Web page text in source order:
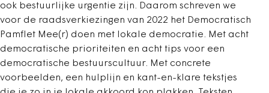
ook bestuurlijke urgentie zijn. Daarom schreven we
voor de raadsverkiezingen van 2022 het Democratisch
Pamflet Mee(r) doen met lokale democratie. Met acht
democratische prioriteiten en acht tips voor een
democratische bestuurscultuur. Met concrete
voorbeelden, een hulplijn en kant-en-klare tekstjes